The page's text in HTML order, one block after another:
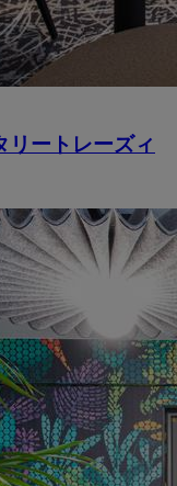
リートレーズィ